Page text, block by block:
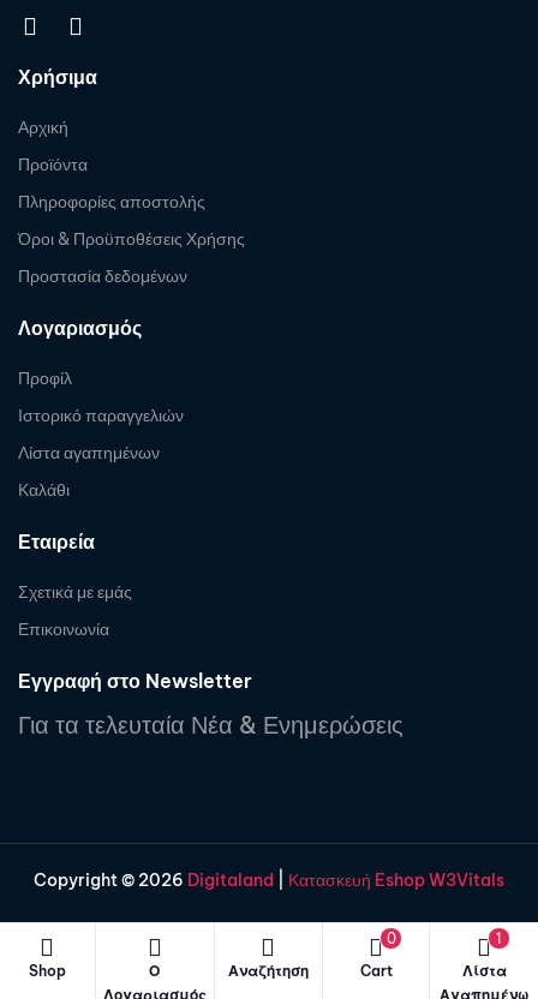
Shop
Ο
Λογαριασμός
Αναζήτηση Cart
0
Λίστα
Αγαπημένω
1
Χρήσιμα
Αρχική
Προϊόντα
Πληροφορίες αποστολής
Όροι & Προϋποθέσεις Χρήσης
Προστασία δεδομένων
Λογαριασμός
Προφίλ
Ιστορικό παραγγελιών
Λίστα αγαπημένων
Καλάθι
Εταιρεία
Σχετικά με εμάς
Επικοινωνία
Εγγραφή στο Newsletter
Για τα τελευταία Νέα & Ενημερώσεις
Copyright © 2026 Digitaland Κατασκευή Eshop W3Vitals